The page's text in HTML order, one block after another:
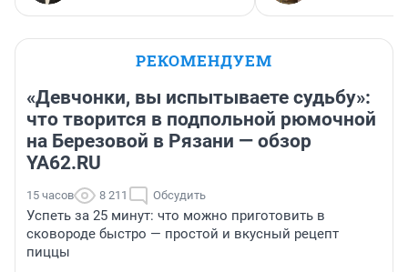
РЕКОМЕНДУЕМ
«Девчонки, вы испытываете судьбу»:
что творится в подпольной рюмочной
на Березовой в Рязани — обзор
YA62.RU
15 часов 8 211 Обсудить
Успеть за 25 минут: что можно приготовить в
сковороде быстро — простой и вкусный рецепт
пиццы